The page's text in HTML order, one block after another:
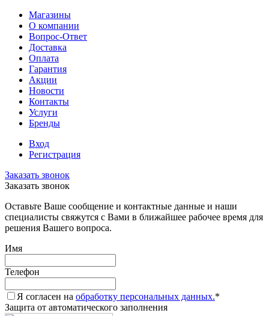
Магазины
О компании
Вопрос-Ответ
Доставка
Оплата
Гарантия
Акции
Новости
Контакты
Услуги
Бренды
Вход
Регистрация
Заказать звонок
Заказать звонок
Оставьте Ваше сообщение и контактные данные и наши
специалисты свяжутся с Вами в ближайшее рабочее время для
решения Вашего вопроса.
Имя
Телефон
Я согласен на обработку персональных данных.*
Защита от автоматического заполнения